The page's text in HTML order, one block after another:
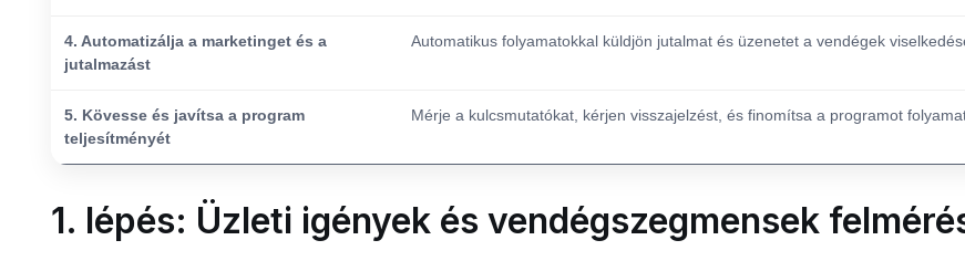
4. Automatizálja a marketinget és a
jutalmazást
Automatikus folyamatokkal küldjön jutalmat és üzenetet a vendégek
5. Kövesse és javítsa a program
teljesítményét
Mérje a kulcsmutatókat, kérjen visszajelzést, és finomítsa a programot
1. lépés: Üzleti igények és vendégszegmensek